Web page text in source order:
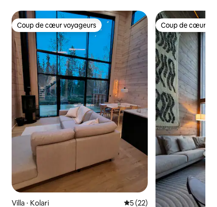
Coup de cœur voyageurs
Coup de cœur voyageurs
Villa ⋅ Kolari Évaluation moyenne sur la
5 (22)
Coup de cœur
Coup de cœur